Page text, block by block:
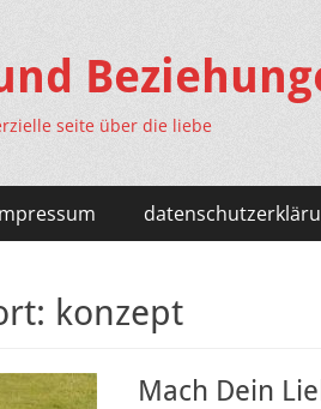
seite über die liebe
konzept
Mach Dein